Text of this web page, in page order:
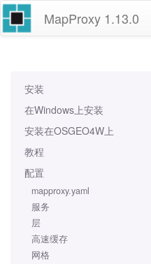
MapProxy 1.13.0
安装
在Windows上安装
安装在OSGEO4W上
教程
配置
mapproxy.yaml
服务
层
高速缓存
网格